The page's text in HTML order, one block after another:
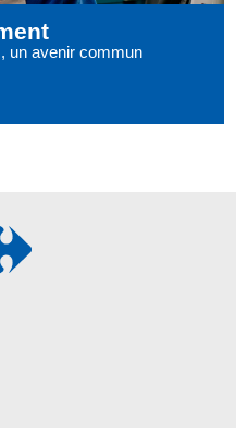
un avenir commun